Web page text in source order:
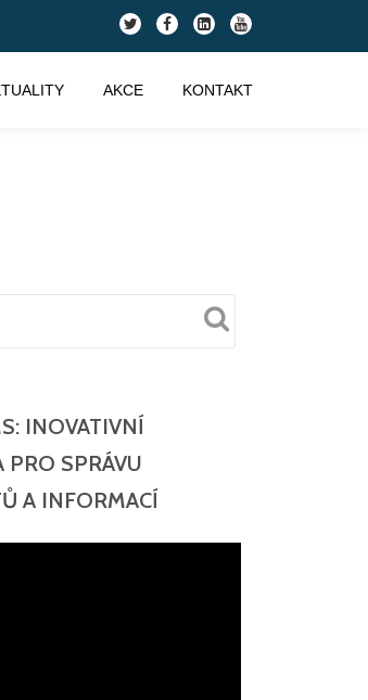
fa-
twitter
fa-
facebook
fa-
linkedin-
square
fa-
youtube
AKCE KONTAKT
INOVATIVNÍ
PRO SPRÁVU
A INFORMACÍ